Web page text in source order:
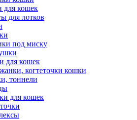
для кошек
для лотков
под миску
для кошек
когтеточки кошки
тоннели
для кошек